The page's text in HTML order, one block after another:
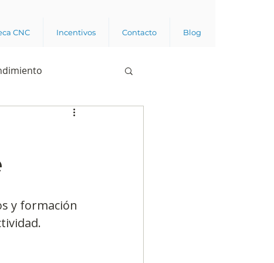
CNC Incentivos Contacto Blog
Business analytics
de opinión pública
trabajador
y formación